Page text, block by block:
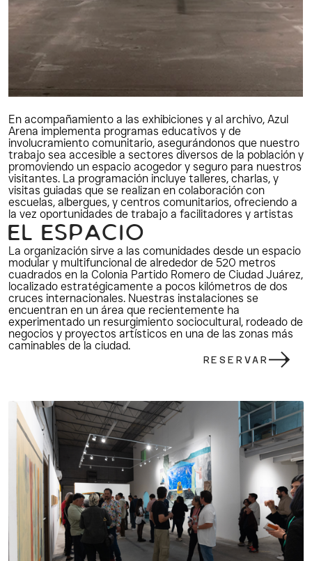
En acompañamiento a las exhibiciones y al archivo, Azul
Arena implementa programas educativos y de
involucramiento comunitario, asegurándonos que nuestro
trabajo sea accesible a sectores diversos de la población y
promoviendo un espacio acogedor y seguro para nuestros
visitantes. La programación incluye talleres, charlas, y
visitas guiadas que se realizan en colaboración con
escuelas, albergues, y centros comunitarios, ofreciendo a
la vez oportunidades de trabajo a facilitadores y artistas
EL ESPACIO
La organización sirve a las comunidades desde un espacio
modular y multifuncional de alrededor de 520 metros
cuadrados en la Colonia Partido Romero de Ciudad Juárez,
localizado estratégicamente a pocos kilómetros de dos
cruces internacionales. Nuestras instalaciones se
encuentran en un área que recientemente ha
experimentado un resurgimiento sociocultural, rodeado de
negocios y proyectos artísticos en una de las zonas más
caminables de la ciudad.
RESERVAR